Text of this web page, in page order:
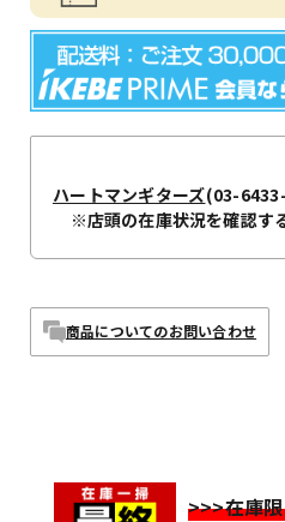
ハートマンギターズ(03-
※店頭の在庫状況を確認す
商品についてのお問い合わせ
>>>在庫